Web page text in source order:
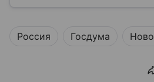
Россия Госдума